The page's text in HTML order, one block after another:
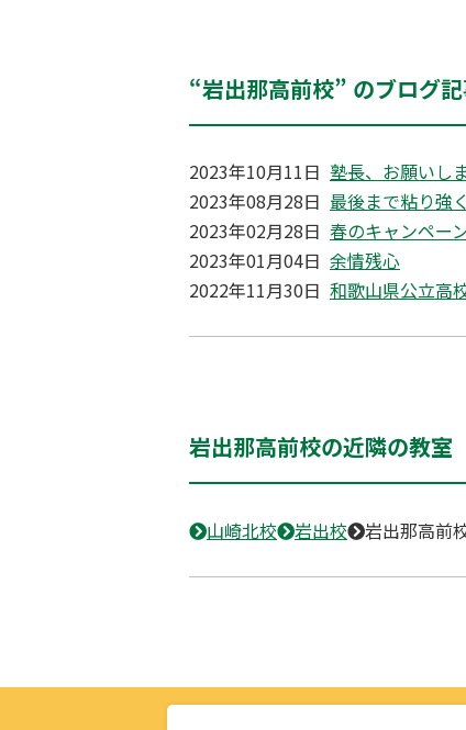
“岩出那高前校” のブログ
2023年10月11日 塾長、お願いし
2023年08月28日 最後まで粘り強
2023年02月28日 春のキャンペー
2023年01月04日 余情残心
2022年11月30日 和歌山県公立高
岩出那高前校の近隣の教室
山崎北校 岩出校 岩出那高前